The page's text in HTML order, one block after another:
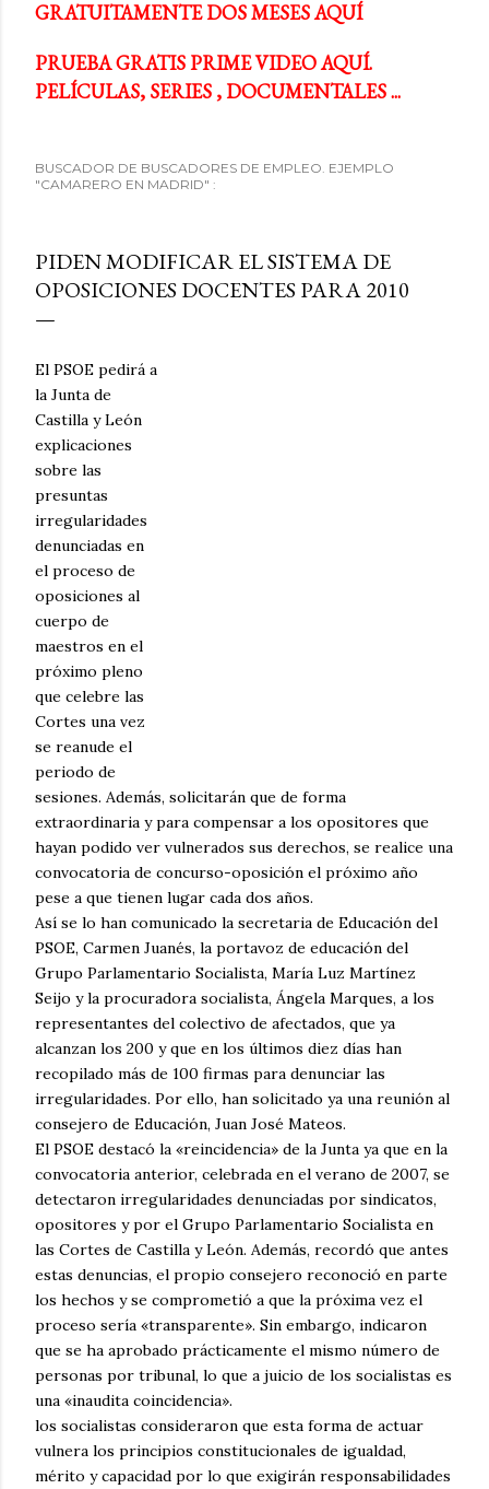
GRATUITAMENTE DOS MESES AQUÍ
PRUEBA GRATIS PRIME VIDEO AQUÍ.
PELÍCULAS, SERIES , DOCUMENTALES ...
BUSCADOR DE BUSCADORES DE EMPLEO. EJEMPLO
"CAMARERO EN MADRID" :
PIDEN MODIFICAR EL SISTEMA DE
OPOSICIONES DOCENTES PARA 2010
El PSOE pedirá a
la Junta de
Castilla y León
explicaciones
sobre las
presuntas
irregularidades
denunciadas en
el proceso de
oposiciones al
cuerpo de
maestros en el
próximo pleno
que celebre las
Cortes una vez
se reanude el
periodo de
sesiones. Además, solicitarán que de forma
extraordinaria y para compensar a los opositores que
hayan podido ver vulnerados sus derechos, se realice una
convocatoria de concurso-oposición el próximo año
pese a que tienen lugar cada dos años.
Así se lo han comunicado la secretaria de Educación del
PSOE, Carmen Juanés, la portavoz de educación del
Grupo Parlamentario Socialista, María Luz Martínez
Seijo y la procuradora socialista, Ángela Marques, a los
representantes del colectivo de afectados, que ya
alcanzan los 200 y que en los últimos diez días han
recopilado más de 100 firmas para denunciar las
irregularidades. Por ello, han solicitado ya una reunión al
consejero de Educación, Juan José Mateos.
El PSOE destacó la «reincidencia» de la Junta ya que en la
convocatoria anterior, celebrada en el verano de 2007, se
detectaron irregularidades denunciadas por sindicatos,
opositores y por el Grupo Parlamentario Socialista en
las Cortes de Castilla y León. Además, recordó que antes
estas denuncias, el propio consejero reconoció en parte
los hechos y se comprometió a que la próxima vez el
proceso sería «transparente». Sin embargo, indicaron
que se ha aprobado prácticamente el mismo número de
personas por tribunal, lo que a juicio de los socialistas es
una «inaudita coincidencia».
los socialistas consideraron que esta forma de actuar
vulnera los principios constitucionales de igualdad,
mérito y capacidad por lo que exigirán responsabilidades